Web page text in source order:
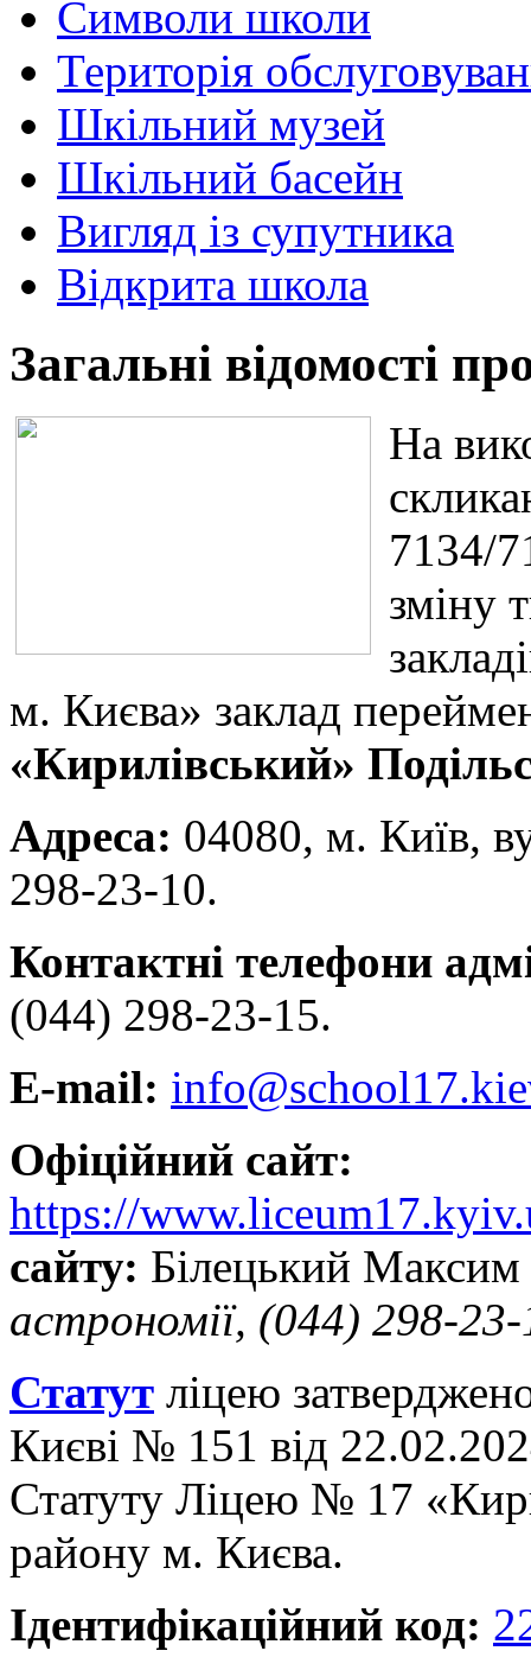
Символи школи
Територія
Шкільний музей
Шкільний басейн
Вигляд із супутника
Відкрита школа
Загальні відомості
На
7134/
зміну
м. Києва» заклад
«Кирилівський»
Адреса: 04080, м. Київ,
298-23-10.
Контактні телефони
(044) 298-23-15.
E-mail:
Офіційний сайт:
https://
сайту: Білецький
астрономії, (044) 298-
Статут ліцею
Києві № 151 від
Статуту Ліцею № 17
району м. Києва.
Ідентифікаційний код: